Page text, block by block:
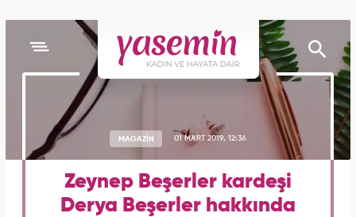
MAGAZİN 01 MART 2019, 12:36
Zeynep Beşerler kardeşi
Derya Beşerler hakkında